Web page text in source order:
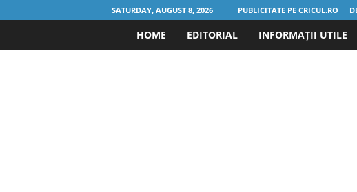
SATURDAY, AUGUST 8, 2026 PUBLICITATE PE CRICUL.RO
HOME EDITORIAL INFORMAȚII UTILE